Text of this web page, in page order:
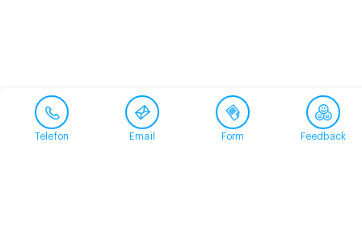
Telefon Email Form Feedback